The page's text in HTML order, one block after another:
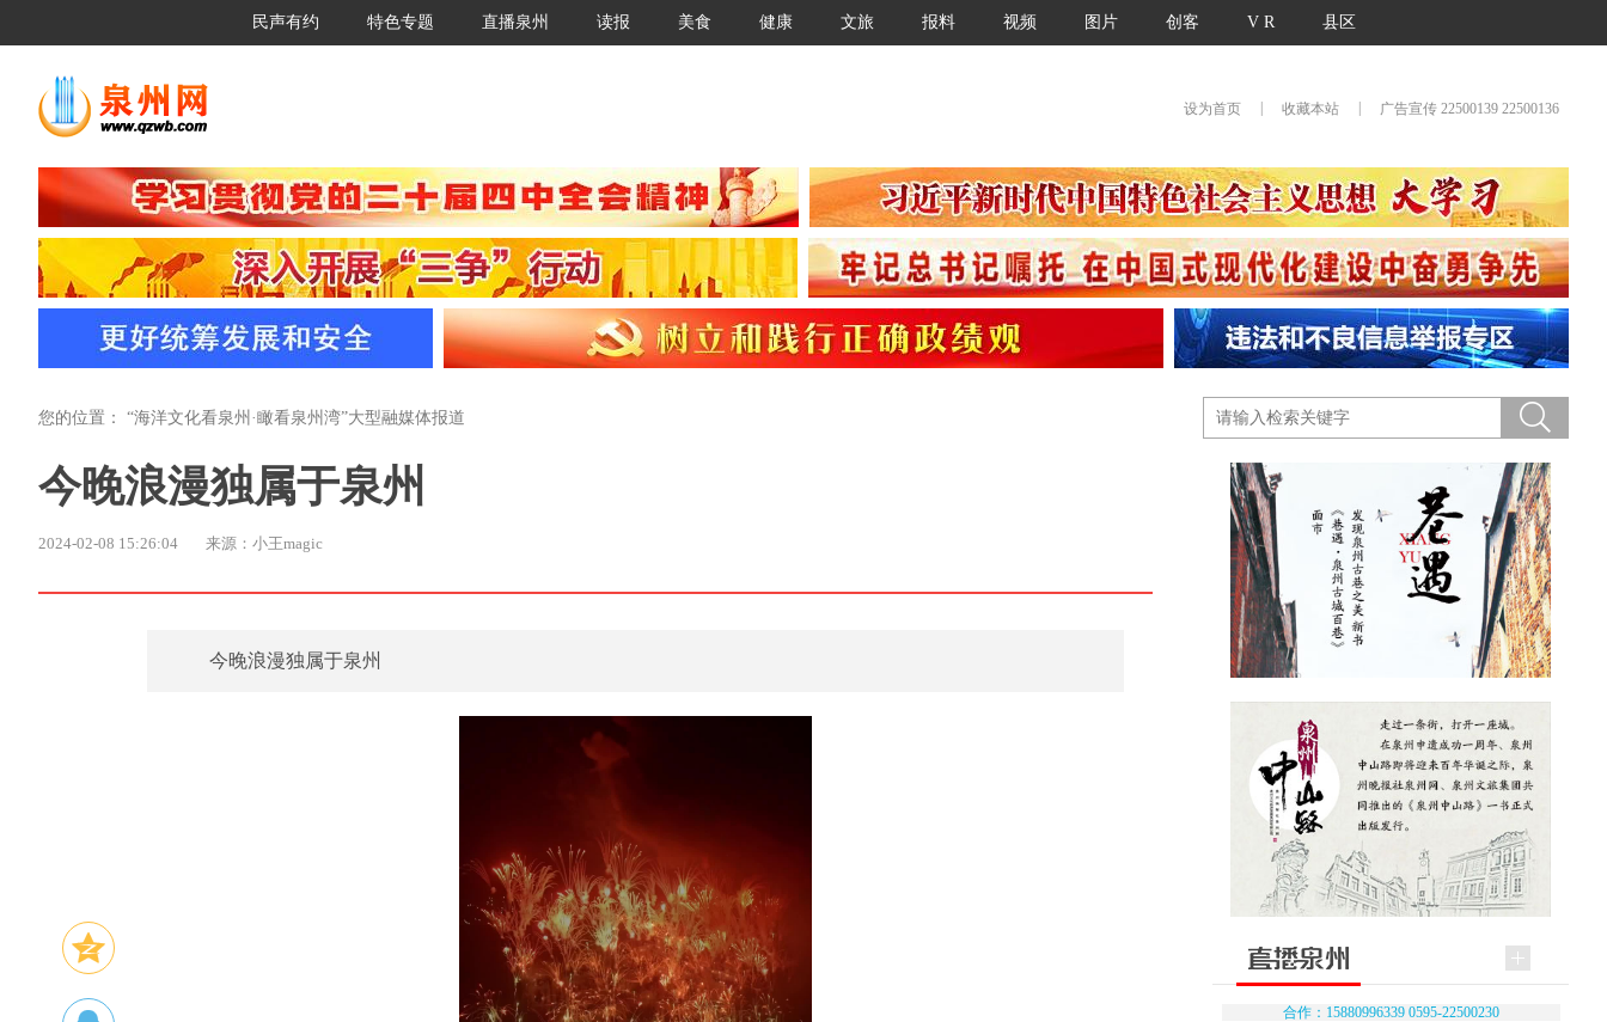
民声有约 特色专题 直播泉州 读报 美食 健康 文旅 报料 视频 图片 创客 V R 县区
设为首页 收藏本站 广告宣传 22500139 22500136
您的位置： “海洋文化看泉州·瞰看泉州湾”大型融媒体报道
今晚浪漫独属于泉州
2024-02-08 15:26:04 来源：小王magic
今晚浪漫独属于泉州
合作：15880996339 0595-22500230